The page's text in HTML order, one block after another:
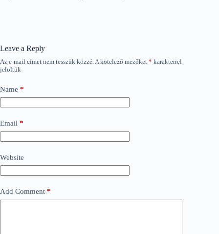
Leave a Reply
Az e-mail címet nem tesszük közzé. A kötelező mezőket * karakterrel
jelöltük
Name *
Email *
Website
Add Comment *